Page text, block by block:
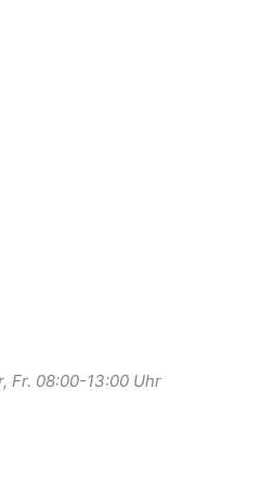
Fr. 08:00-13:00 Uhr